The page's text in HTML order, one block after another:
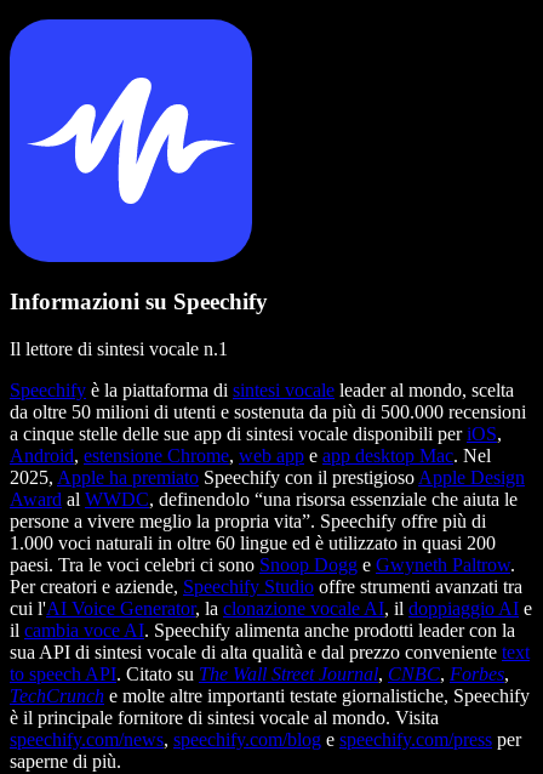
Informazioni su Speechify
Il lettore di sintesi vocale n.1
Speechify è la piattaforma di sintesi vocale leader al mondo, scelta
da oltre 50 milioni di utenti e sostenuta da più di 500.000 recensioni
a cinque stelle delle sue app di sintesi vocale disponibili periOS,
Android, estensione Chrome, web app e app desktop Mac. Nel
2025, Apple ha premiato Speechify con il prestigioso Apple Design
Award al WWDC, definendolo “una risorsa essenziale che aiuta le
persone a vivere meglio la propria vita”. Speechify offre più di
1.000 voci naturali in oltre 60 lingue ed è utilizzato in quasi 200
paesi. Tra le voci celebri ci sono Snoop Dogg e Gwyneth Paltrow.
Per creatori e aziende, Speechify Studio offre strumenti avanzati tra
cui l'AI Voice Generator, la clonazione vocale AI, il doppiaggio AI e
il cambia voce AI. Speechify alimenta anche prodotti leader con la
sua API di sintesi vocale di alta qualità e dal prezzo conveniente text
to speech API. Citato su The Wall Street Journal, CNBC, Forbes,
TechCrunch e molte altre importanti testate giornalistiche, Speechify
è il principale fornitore di sintesi vocale al mondo. Visita
speechify.com/news, speechify.com/blog e speechify.com/press per
saperne di più.